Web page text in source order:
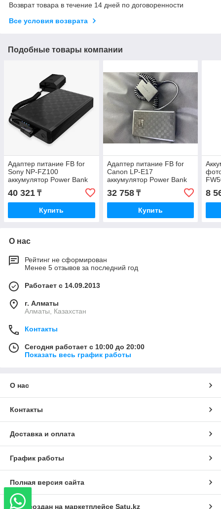
Возврат товара в течение 14 дней по договоренности
Все условия возврата
Подобные товары компании
Адаптер питание FB for
Sony NP-FZ100
аккумулятор Power Bank
40 321 ₸
Купить
Адаптер питание FB for
Canon LP-E17
аккумулятор Power Bank
32 758₸
Купить
8
О нас
Рейтинг не сформирован
Менее 5 отзывов за последний год
Работает с 14.09.2013
г. Алматы
Алматы, Казахстан
Контакты
Сегодня работает с 10:00 до 20:00
Показать весь график работы
О нас
Контакты
Доставка и оплата
График работы
Полная версия сайта
Сайт создан на маркетплейсе Satu.kz